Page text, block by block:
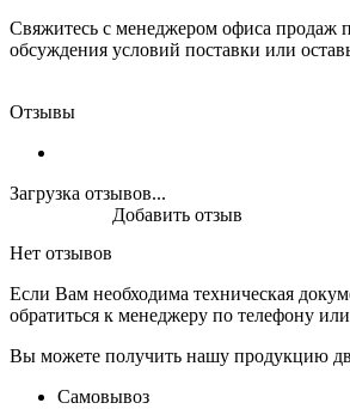
Свяжитесь с менеджером офиса продаж
обсуждения условий поставки или
Отзывы
Загрузка отзывов...
Нет отзывов
Добавить отзыв
Если Вам необходима техническая
обратиться к менеджеру по телефону
Вы можете получить нашу продукцию
Самовывоз